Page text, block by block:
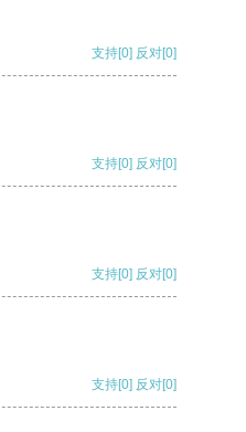
支持[0] 反对[0]
支持[0] 反对[0]
支持[0] 反对[0]
支持[0] 反对[0]